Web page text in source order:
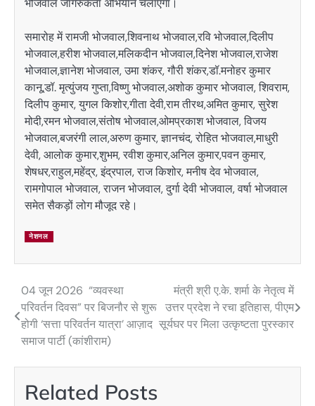
भोजवाल जागरुकता अभियान चलाएगा।
समारोह में रामजी भोजवाल,शिवनाथ भोजवाल,रवि भोजवाल,दिलीप
भोजवाल,हरीश भोजवाल,मलिकदीन भोजवाल,दिनेश भोजवाल,राजेश
भोजवाल,ज्ञानेश भोजवाल, उमा शंकर, गौरी शंकर,डॉ.मनोहर कुमार
कानू,डॉ. मृत्युंजय गुप्ता,विष्णु भोजवाल,अशोक कुमार भोजवाल, शिवराम,
दिलीप कुमार, युगल किशोर,गीता देवी,राम तीरथ,अमित कुमार, सुरेश
मोदी,रमन भोजवाल,संतोष भोजवाल,ओमप्रकाश भोजवाल, विजय
भोजवाल,बजरंगी लाल,अरुण कुमार, ज्ञानचंद, रोहित भोजवाल,माधुरी
देवी, आलोक कुमार,शुभम, रवीश कुमार,अनिल कुमार,पवन कुमार,
शेषधर,राहुल,महेंद्र, इंद्रपाल, राज किशोर, मनीष देव भोजवाल,
रामगोपाल भोजवाल, राजन भोजवाल, दुर्गा देवी भोजवाल, वर्षा भोजवाल
समेत सैकड़ों लोग मौजूद रहे।
नेशनल
Post
navigation
04 जून 2026 “व्यवस्था
परिवर्तन दिवस” पर बिजनौर से शुरू
होगी ‘सत्ता परिवर्तन यात्रा’ आज़ाद
समाज पार्टी (कांशीराम)
मंत्री श्री ए.के. शर्मा के नेतृत्व में
उत्तर प्रदेश ने रचा इतिहास, पीएम
सूर्यघर पर मिला उत्कृष्टता पुरस्कार
Related Posts